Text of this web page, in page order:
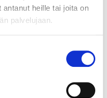
heille tai joita on
palvelujaan.